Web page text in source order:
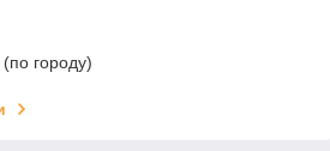
городу)